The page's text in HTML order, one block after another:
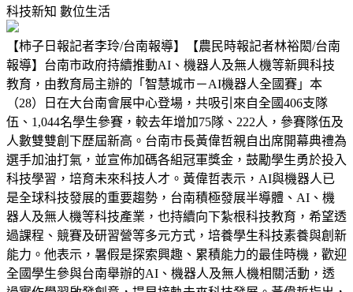
科技新知 數位生活
【柿子日報記者李玲/台南報導】【農民時報記者林裕閎/台南
報導】台南市政府持續推動AI、機器人及無人機等新興科技
教育，由教育局主辦的「智慧城市－AI機器人全國賽」本
（28）日在大台南會展中心登場，共吸引來自全國406支隊
伍、1,044名學生參賽，較去年增加75隊、222人，參賽隊伍及
人數雙雙創下歷屆新高。台南市長黃偉哲親自出席開幕典禮為
選手加油打氣，並宣佈加碼各組冠軍獎金，鼓勵學生勇於投入
科技學習，培育未來科技人才。黃偉哲表示，AI與機器人已
是全球科技發展的重要趨勢，台南積極發展半導體、AI、機
器人及無人機等科技產業，也持續向下紮根科技教育，希望透
過課程、競賽及研習營等多元方式，培養學生科技素養與創新
能力。他表示，暑假是探索興趣、累積能力的最佳時機，歡迎
全國學生參與台南舉辦的AI、機器人及無人機相關活動，透